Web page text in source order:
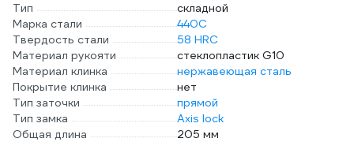
Тип
складной
Марка стали
440С
Твердость стали
58 HRC
Материал рукояти
стеклопластик G10
Материал клинка
нержавеющая сталь
Покрытие клинка
нет
Тип заточки
прямой
Тип замка
Axis lock
Общая длина
205 мм